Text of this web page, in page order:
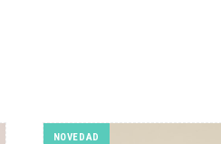
NOVEDAD